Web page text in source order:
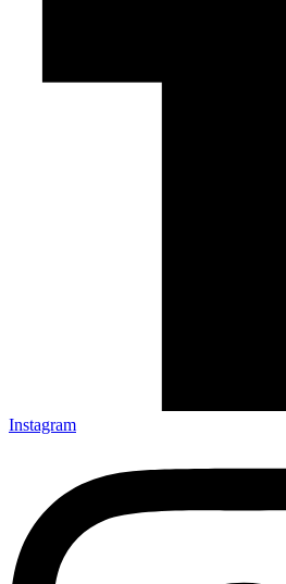
Instagram